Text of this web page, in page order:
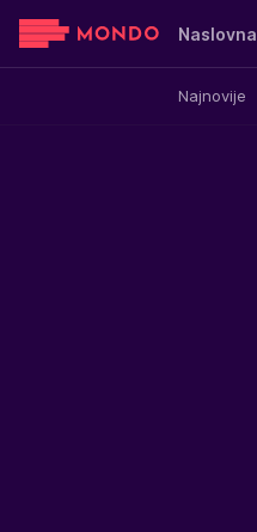
Naslovna
Najnovije
Sensa